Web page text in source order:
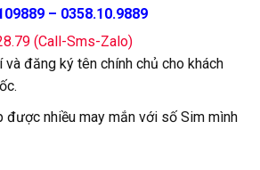
– 0358.10.9889
(Call-Sms-Zalo)
và đăng ký tên chính chủ cho khách
được nhiều may mắn với số Sim mình